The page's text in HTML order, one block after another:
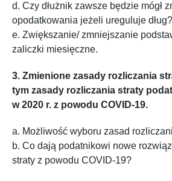
d. Czy dłużnik zawsze będzie mógł
opodatkowania jeżeli ureguluje dług?
e. Zwiększanie/ zmniejszanie
zaliczki miesięczne.
3. Zmienione zasady rozliczania
tym zasady rozliczania straty
w 2020 r. z powodu COVID-19.
a. Możliwość wyboru zasad
b. Co dają podatnikowi nowe
straty z powodu COVID-19?